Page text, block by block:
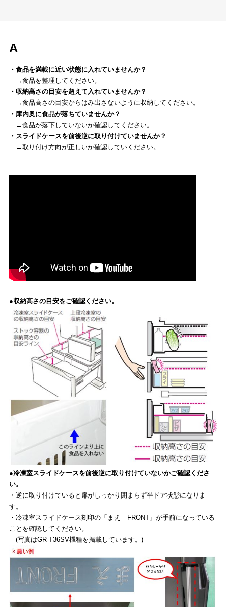
A
・食品を満載に近い状態に入れていませんか？
→食品を整理してください。
・収納高さの目安を超えて入れていませんか？
→食品高さの目安からはみ出さないように収納してください。
・庫内奥に食品が落ちていませんか？
→食品が落下していないか確認してください。
・スライドケースを前後逆に取り付けていませんか？
→取り付け方向が正しいか確認していください。
●収納高さの目安をご確認ください。
●冷凍室スライドケースを前後逆に取り付けていないかご確認くださ
い。
・逆に取り付けていると扉がしっかり閉まらず半ドア状態になりま
す。
・冷凍室スライドケース刻印の「まえ FRONT」が手前になっている
ことを確認してください。
(写真はGR-T36SV機種を掲載しています。)